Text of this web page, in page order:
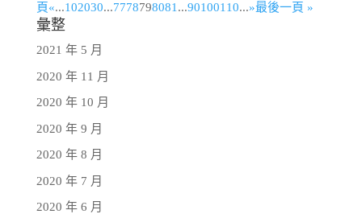
頁«...102030...7778798081 ...90100110...»最後一頁 »
彙整
2021 年 5 月
2020 年 11 月
2020 年 10 月
2020 年 9 月
2020 年 8 月
2020 年 7 月
2020 年 6 月